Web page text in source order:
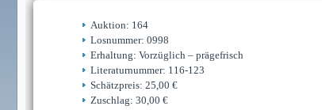
Auktion: 164
Losnummer: 0998
Erhaltung: Vorzüglich – prägefrisch
Literaturnummer: 116-123
Schätzpreis: 25,00 €
Zuschlag: 30,00 €